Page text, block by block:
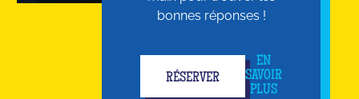
bonnes réponses !
RÉSERVER
EN
SAVOIR
PLUS